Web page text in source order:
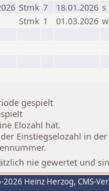
Stmk 7 18.01.2026 s
Stmk 1 01.03.2026 w
gespielt
Elozahl hat.
Einstiegselozahl in
nie gewertet und
Heinz Herzog, CMS-